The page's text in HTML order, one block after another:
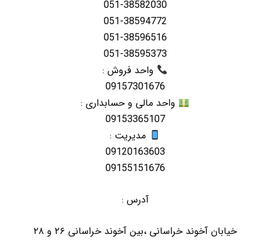
051-38582030
051-38594772
051-38596516
051-38595373
واحد فروش :
09157301676
واحد مالی و حسابداری :
09153365107
مدیریت :
09120163603
09155151676
آدرس :
خیابان آخوند خراسانی ،بین آخوند خراسانی ٢۶ و ٢٨